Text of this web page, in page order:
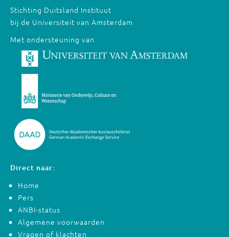
Stichting Duitsland Instituut
bij de Universiteit van Amsterdam
Met ondersteuning van
Direct naar:
Home
Pers
ANBI-status
Algemene voorwaarden
Vragen of klachten